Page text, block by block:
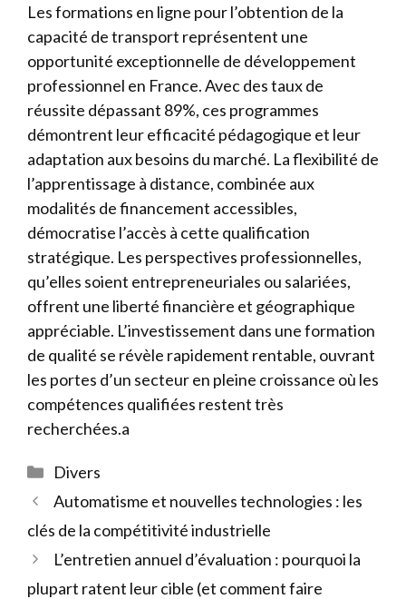
Les formations en ligne pour l’obtention de la
capacité de transport représentent une
opportunité exceptionnelle de développement
professionnel en France. Avec des taux de
réussite dépassant 89%, ces programmes
démontrent leur efficacité pédagogique et leur
adaptation aux besoins du marché. La flexibilité de
l’apprentissage à distance, combinée aux
modalités de financement accessibles,
démocratise l’accès à cette qualification
stratégique. Les perspectives professionnelles,
qu’elles soient entrepreneuriales ou salariées,
offrent une liberté financière et géographique
appréciable. L’investissement dans une formation
de qualité se révèle rapidement rentable, ouvrant
les portes d’un secteur en pleine croissance où les
compétences qualifiées restent très
recherchées.a
Catégories
Divers
Automatisme et nouvelles technologies : les
clés de la compétitivité industrielle
L’entretien annuel d’évaluation : pourquoi la
plupart ratent leur cible (et comment faire